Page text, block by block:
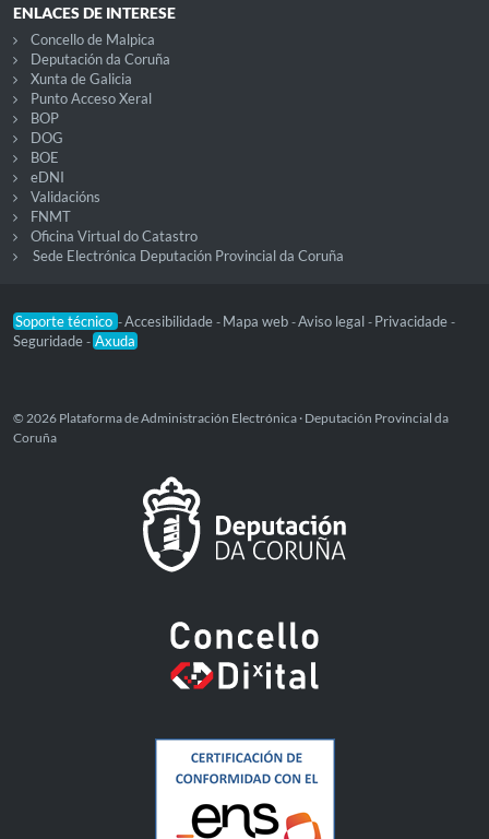
ENLACES DE INTERESE
Concello de Malpica
Deputación da Coruña
Xunta de Galicia
Punto Acceso Xeral
BOP
DOG
BOE
eDNI
Validacións
FNMT
Oficina Virtual do Catastro
Sede Electrónica Deputación Provincial da Coruña
Soporte técnico -Accesibilidade - Mapa web -Aviso legal - Privacidade -
Seguridade - Axuda
© 2026 Plataforma de Administración Electrónica · Deputación Provincial da
Coruña